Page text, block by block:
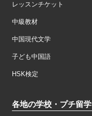
レッスンチケット
中級教材
中国現代文学
子ども中国語
HSK検定
各地の学校・プチ留学